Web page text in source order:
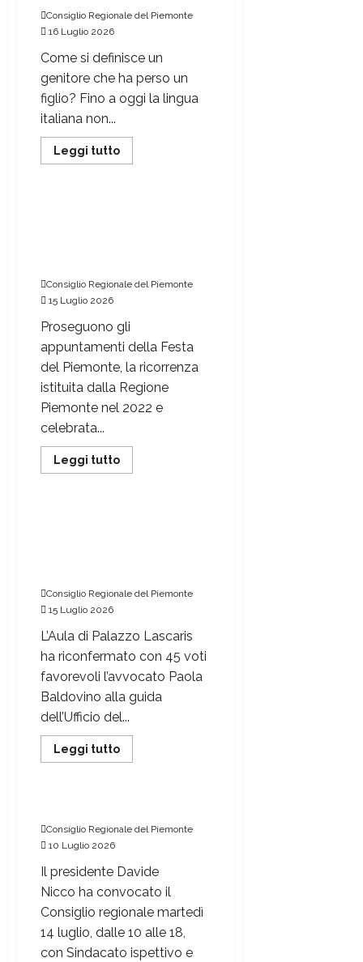
Consiglio Regionale del Piemonte
16 Luglio 2026
Come si definisce un
genitore che ha perso un
figlio? Fino a oggi la lingua
italiana non...
Leggi tutto
Consiglio Regionale del Piemonte
15 Luglio 2026
Proseguono gli
appuntamenti della Festa
del Piemonte, la ricorrenza
istituita dalla Regione
Piemonte nel 2022 e
celebrata...
Leggi tutto
Consiglio Regionale del Piemonte
15 Luglio 2026
L’Aula di Palazzo Lascaris
ha riconfermato con 45 voti
favorevoli l’avvocato Paola
Baldovino alla guida
dell’Ufficio del...
Leggi tutto
Consiglio Regionale del Piemonte
10 Luglio 2026
Il presidente Davide
Nicco ha convocato il
Consiglio regionale martedì
14 luglio, dalle 10 alle 18,
con Sindacato ispettivo e